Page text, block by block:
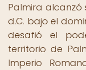
Palmira alcanzó
d.C. bajo el
desafió el
territorio de
Imperio